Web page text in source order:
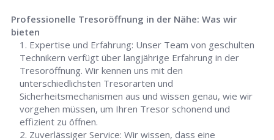
Professionelle Tresoröffnung in der Nähe: Was wir
bieten
Expertise und Erfahrung: Unser Team von geschulten
Technikern verfügt über langjährige Erfahrung in der
Tresoröffnung. Wir kennen uns mit den
unterschiedlichsten Tresorarten und
Sicherheitsmechanismen aus und wissen genau, wie wir
vorgehen müssen, um Ihren Tresor schonend und
effizient zu öffnen.
Zuverlässiger Service: Wir wissen, dass eine